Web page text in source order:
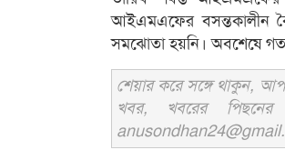
আইএমএফের বসন্তকালীন
সমঝোতা হয়নি। অবশেষে
শেয়ার করে সঙ্গে থাকুন,
খবর, খবরের